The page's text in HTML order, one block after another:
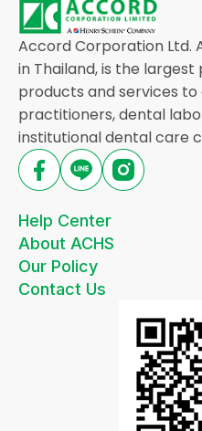
Accord Corporation Ltd.
in Thailand, is the
products and services
practitioners, dental
institutional dental care
Help Center
About ACHS
Our Policy
Contact Us